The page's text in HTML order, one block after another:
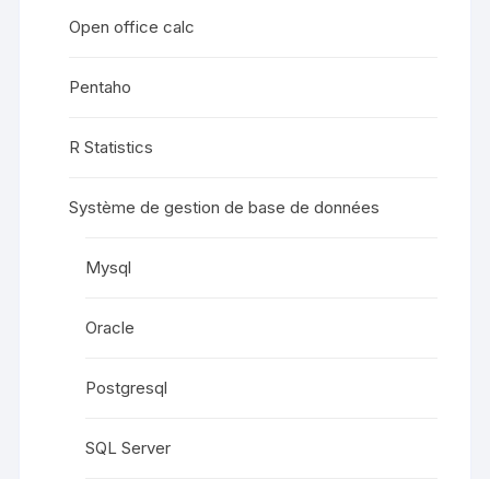
Open office calc
Pentaho
R Statistics
Système de gestion de base de données
Mysql
Oracle
Postgresql
SQL Server